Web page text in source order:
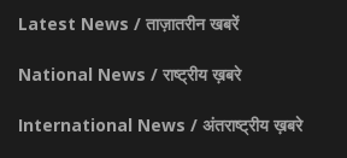
Latest News / ताज़ातरीन खबरें
National News / राष्ट्रीय ख़बरे
International News / अंतराष्ट्रीय ख़बरे